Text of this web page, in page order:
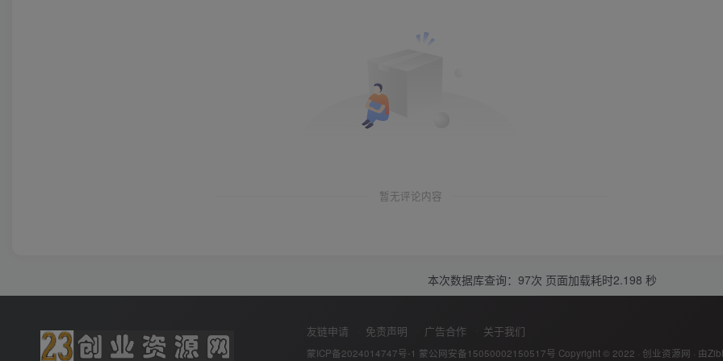
暂无评论内容
本次数据库查询：97次 页面加载耗时2.198 秒
友链申请 免责声明 广告合作 关于我们
蒙ICP备2024014747号-1 蒙公网安备15050002150517号 Copyright © 2022 · 创业资源网 · 由